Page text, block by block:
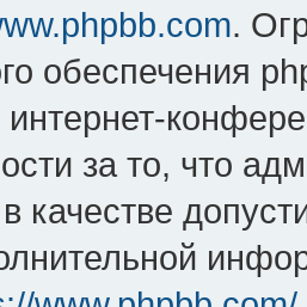
.
обеспечения
за то, что
качестве